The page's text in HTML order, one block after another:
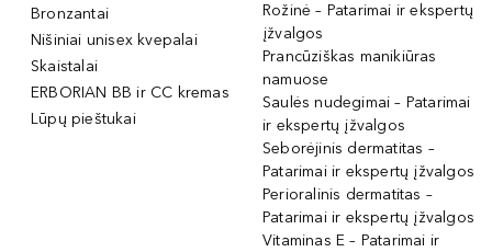
Bronzantai
Nišiniai unisex kvepalai
Skaistalai
ERBORIAN BB ir CC kremas
Lūpų pieštukai
Rožinė – Patarimai ir ekspertų
įžvalgos
Prancūziškas manikiūras
namuose
Saulės nudegimai – Patarimai
ir ekspertų įžvalgos
Seborėjinis dermatitas –
Patarimai ir ekspertų įžvalgos
Perioralinis dermatitas –
Patarimai ir ekspertų įžvalgos
Vitaminas E – Patarimai ir